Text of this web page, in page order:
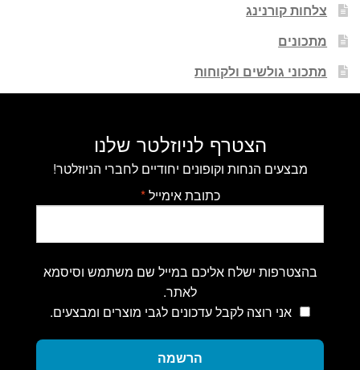
צלחות קורנינג
מתכונים
מתכוני גולשים ולקוחות
הצטרף לניוזלטר שלנו
מבצעים הנחות וקופונים יחודיים לחברי הניוזלטר!
כתובת אימייל*
בהצטרפות ישלח אליכם במייל שם משתמש וסיסמא
לאתר.
אני רוצה לקבל עדכונים לגבי מוצרים ומבצעים.
הרשמה